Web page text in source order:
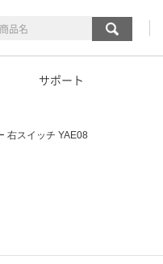
マイページ
カート
サポート
右スイッチ YAE08